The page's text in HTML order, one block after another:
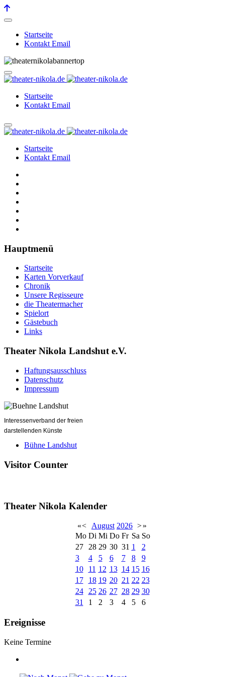
Startseite
Kontakt Email
Startseite
Kontakt Email
Startseite
Kontakt Email
Hauptmenü
Startseite
Karten Vorverkauf
Chronik
Unsere Regisseure
die Theatermacher
Spielort
Gästebuch
Links
Theater Nikola Landshut e.V.
Haftungsausschluss
Datenschutz
Impressum
Interessenverband der freien
darstellenden Künste
Bühne Landshut
Visitor Counter
Theater Nikola Kalender
«< August 2026 >»
Mo Di Mi Do Fr Sa So
27
28 29 30 31 1
2
3
4 5 6 7 8
9
10
11 12 13 14 15 16
17
18 19 20 21 22 23
24
25 26 27 28 29 30
31
1 2 3 4 5 6
Ereignisse
Keine Termine